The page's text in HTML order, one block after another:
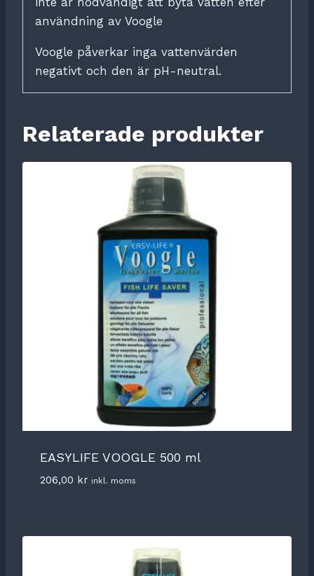
användning av Voogle
Voogle påverkar inga vattenvärden
negativt och den är pH-neutral.
Relaterade produkter
EASYLIFE VOOGLE 500 ml
206,00 kr inkl. moms